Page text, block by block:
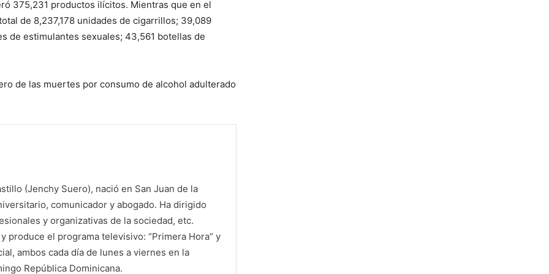
375,231 productos ilícitos. Mientras que en el
de 8,237,178 unidades de cigarrillos; 39,089
de estimulantes sexuales; 43,561 botellas de
de las muertes por consumo de alcohol adulterado
(Jenchy Suero), nació en San Juan de la
comunicador y abogado. Ha dirigido
y organizativas de la sociedad, etc.
produce el programa televisivo: “Primera Hora” y
ambos cada día de lunes a viernes en la
República Dominicana.